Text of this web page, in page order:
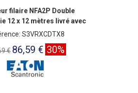
filaire NFA2P Double
12 x 12 mètres livré avec
rotule
S3VRXCDTX8
€ 86,59 € 30%